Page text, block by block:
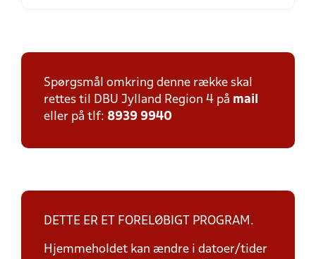
Spørgsmål omkring denne række skal
rettes til DBU Jylland Region 4 på mail
eller på tlf: 8939 9940
DETTE ER ET FORELØBIGT PROGRAM.
Hjemmeholdet kan ændre i datoer/tider